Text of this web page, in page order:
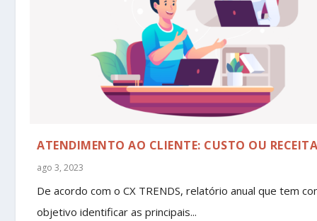
ATENDIMENTO AO CLIENTE: CUSTO OU
ago 3, 2023
De acordo com o CX TRENDS, relatório anual que tem
objetivo identificar as principais...